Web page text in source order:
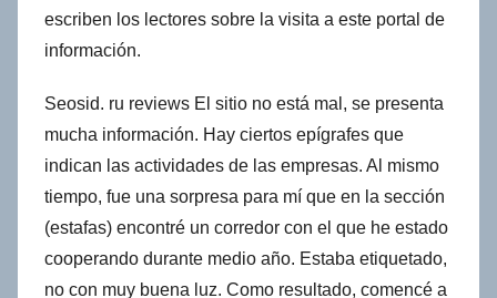
escriben los lectores sobre la visita a este portal de
información.
Seosid. ru reviews El sitio no está mal, se presenta
mucha información. Hay ciertos epígrafes que
indican las actividades de las empresas. Al mismo
tiempo, fue una sorpresa para mí que en la sección
(estafas) encontré un corredor con el que he estado
cooperando durante medio año. Estaba etiquetado,
no con muy buena luz. Como resultado, comencé a